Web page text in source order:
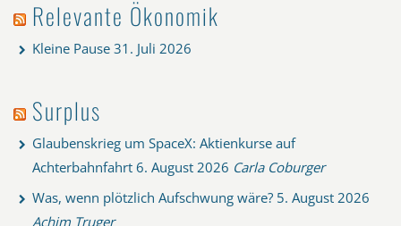
Relevante Ökonomik
Kleine Pause 31. Juli 2026
Surplus
Glaubenskrieg um SpaceX: Aktienkurse auf
Achterbahnfahrt 6. August 2026 Carla Coburger
Was, wenn plötzlich Aufschwung wäre? 5. August 2026
Achim Truger